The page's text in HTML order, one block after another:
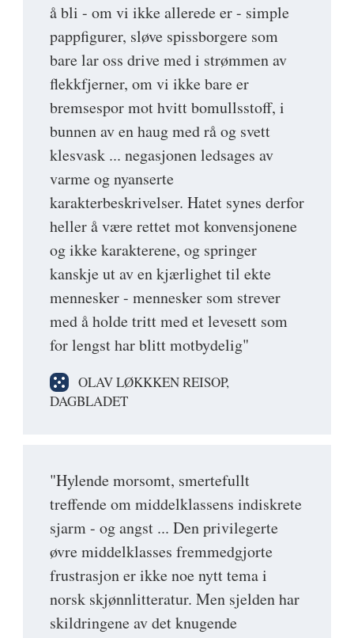
å bli - om vi ikke allerede er - simple
pappfigurer, sløve spissborgere som
bare lar oss drive med i strømmen av
flekkfjerner, om vi ikke bare er
bremsespor mot hvitt bomullsstoff, i
bunnen av en haug med rå og svett
klesvask ... negasjonen ledsages av
varme og nyanserte
karakterbeskrivelser. Hatet synes derfor
heller å være rettet mot konvensjonene
og ikke karakterene, og springer
kanskje ut av en kjærlighet til ekte
mennesker - mennesker som strever
med å holde tritt med et levesett som
for lengst har blitt motbydelig"
OLAV LØKKKEN REISOP,
DAGBLADET
"Hylende morsomt, smertefullt
treffende om middelklassens indiskrete
sjarm - og angst ... Den privilegerte
øvre middelklasses fremmedgjorte
frustrasjon er ikke noe nytt tema i
norsk skjønnlitteratur. Men sjelden har
skildringene av det knugende